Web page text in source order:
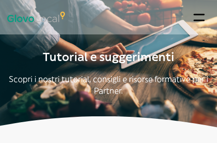
Tutorial e suggerimenti
Scopri i nostri tutorial, consigli e risorse formative per i
Partner.